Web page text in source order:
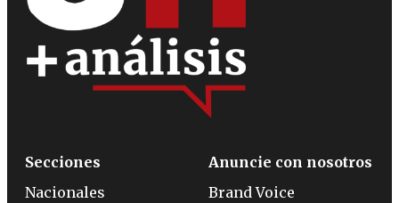
Secciones
Nacionales
Anuncie con nosotros
Brand Voice